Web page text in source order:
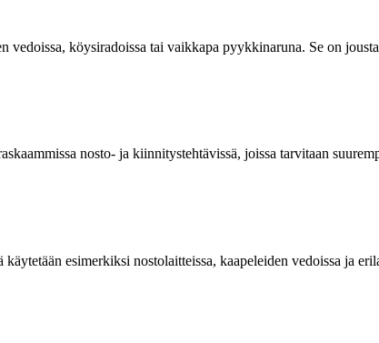
köysiradoissa tai vaikkapa pyykkinaruna. Se on
nosto- ja kiinnitystehtävissä, joissa tarvitaan
esimerkiksi nostolaitteissa, kaapeleiden vedoissa ja